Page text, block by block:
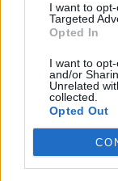
I want to
Targeted
Opted In
I want to
and/or
Unrelated
collected.
Opted Out